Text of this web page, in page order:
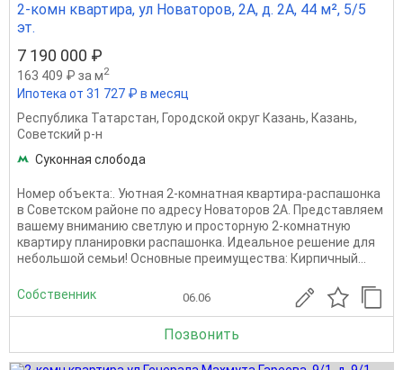
2-комн квартира, ул Новаторов, 2А, д. 2А, 44 м², 5/5
эт.
7 190 000 ₽
163 409 ₽ за м2
Ипотека от 31 727 ₽ в месяц
Республика Татарстан, Городской округ Казань, Казань,
Советский р-н
Суконная слобода
Номер объекта:. Уютная 2-комнатная квартира-распашонка
в Советском районе по адресу Новаторов 2А. Представляем
вашему вниманию светлую и просторную 2-комнатную
квартиру планировки распашонка. Идеальное решение для
небольшой семьи! Основные преимущества: Кирпичный...
Собственник 06.06
Позвонить